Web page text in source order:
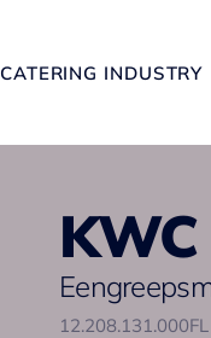
CATERING INDUSTRY
KWC
12.208.131.000FL